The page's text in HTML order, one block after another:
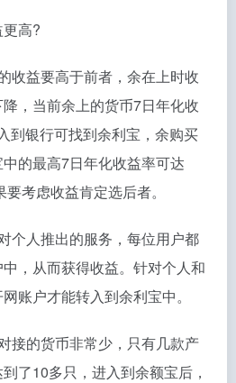
高?
收益要高于前者，余在上时收
，当前余上的货币7日年化收
到银行可找到余利宝，余购买
的最高7日年化收益率可达
考虑收益肯定选后者。
个人推出的服务，每位用户都
，从而获得收益。针对个人和
账户才能转入到余利宝中。
接的货币非常少，只有几款产
了10多只，进入到余额宝后，